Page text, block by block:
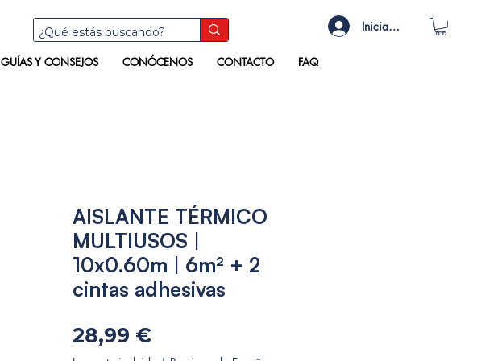
Iniciar sesión
GUÍAS Y CONSEJOS CONÓCENOS CONTACTO FAQ
AISLANTE TÉRMICO
MULTIUSOS |
10x0.60m | 6m² + 2
cintas adhesivas
28,99 €Precio